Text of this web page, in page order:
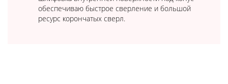
обеспечиваю быстрое сверление и большой
ресурс корончатых сверл.